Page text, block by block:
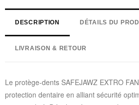
DESCRIPTION DÉTAILS DU
LIVRAISON & RETOUR
Le protège-dents SAFEJAWZ EXTRO
protection dentaire en alliant sécurité